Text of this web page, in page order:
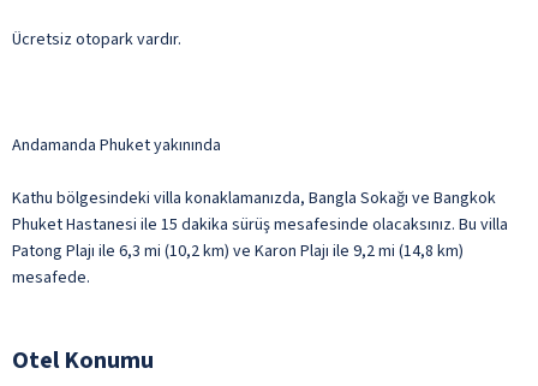
Ücretsiz otopark vardır.
Andamanda Phuket yakınında
Kathu bölgesindeki villa konaklamanızda, Bangla Sokağı ve Bangkok
Phuket Hastanesi ile 15 dakika sürüş mesafesinde olacaksınız. Bu villa
Patong Plajı ile 6,3 mi (10,2 km) ve Karon Plajı ile 9,2 mi (14,8 km)
mesafede.
Otel Konumu